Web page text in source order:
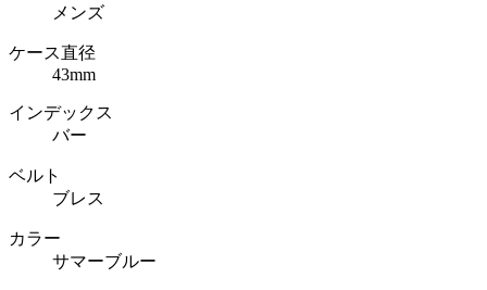
メンズ
ケース直径
43mm
インデックス
バー
ベルト
ブレス
カラー
サマーブルー